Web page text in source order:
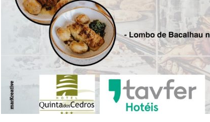
futebol e para a economia. Somos a maior porta de
africanos e sul-americanos na Europa e vamos deixar
afimações deste dirigente, podemos extrapolar que o
assenta, cada vez mais, em “negócios”, tornando o
mas um negócio. A facilidade com se contratam
jogam em estádios vazios e SD por vezes desligadas
nome. torna os campeonatos portugueses pouco
para os adeptos e se a SporTV optar pelas
outras ligas de maior espectacularidade, será uma
portugueses . Que importa a alguns dirigentes se os
estádios quase vazios, com excepcões dos três